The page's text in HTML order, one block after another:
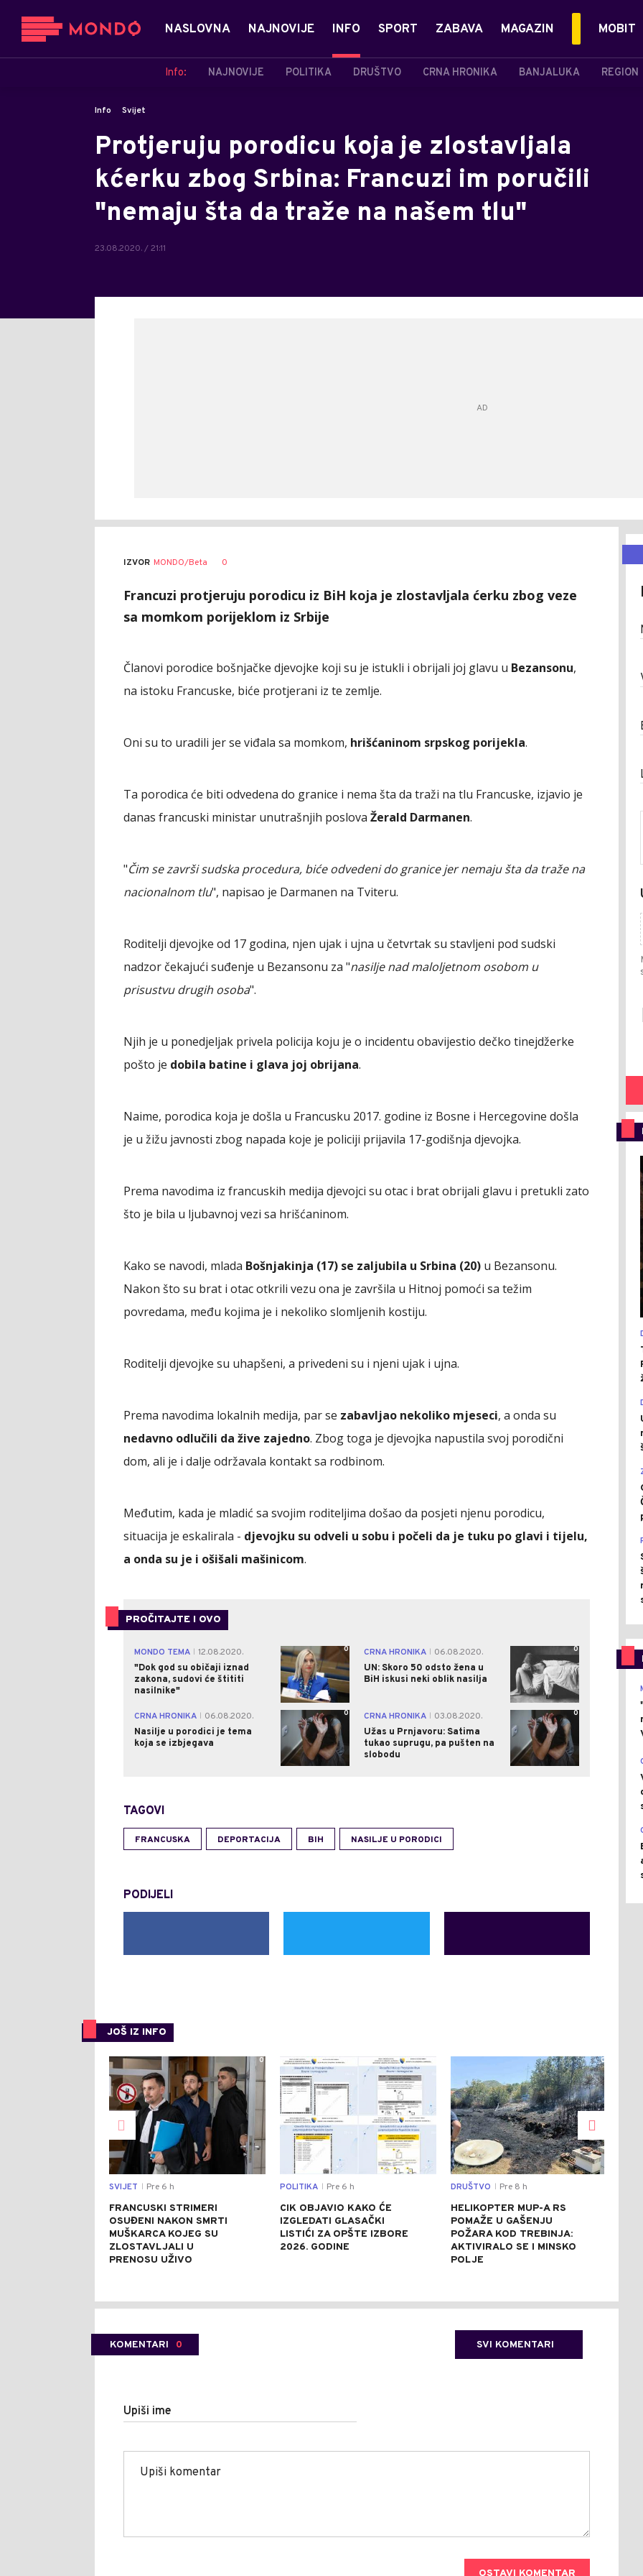
NASLOVNA NAJNOVIJE INFO
Info: NAJNOVIJE POLITIKA DRUŠTVO CRNA HRONIKA BANJALUKA REGION
SPORT ZABAVA MAGAZIN MOBIT
Info Svijet
Protjeruju porodicu koja je zlostavljala
kćerku zbog Srbina: Francuzi im poručili
"nemaju šta da traže na našem tlu"
23.08.2020. / 21:11
IZVOR MONDO/Beta 0
Francuzi protjeruju porodicu iz BiH koja je zlostavljala ćerku zbog veze
sa momkom porijeklom iz Srbije
Članovi porodice bošnjačke djevojke koji su je istukli i obrijali joj glavu u Bezansonu,
na istoku Francuske, biće protjerani iz te zemlje.
Oni su to uradili jer se viđala sa momkom, hrišćaninom srpskog porijekla.
Ta porodica će biti odvedena do granice i nema šta da traži na tlu Francuske, izjavio je
danas francuski ministar unutrašnjih poslova Žerald Darmanen.
"Čim se završi sudska procedura, biće odvedeni do granice jer nemaju šta da traže na
nacionalnom tlu", napisao je Darmanen na Tviteru.
Roditelji djevojke od 17 godina, njen ujak i ujna u četvrtak su stavljeni pod sudski
nadzor čekajući suđenje u Bezansonu za "nasilje nad maloljetnom osobom u
prisustvu drugih osoba".
Njih je u ponedjeljak privela policija koju je o incidentu obavijestio dečko tinejdžerke
pošto je dobila batine i glava joj obrijana.
Naime, porodica koja je došla u Francusku 2017. godine iz Bosne i Hercegovine došla
je u žižu javnosti zbog napada koje je policiji prijavila 17-godišnja djevojka.
Prema navodima iz francuskih medija djevojci su otac i brat obrijali glavu i pretukli zato
što je bila u ljubavnoj vezi sa hrišćaninom.
Kako se navodi, mlada Bošnjakinja (17) se zaljubila u Srbina (20) u Bezansonu.
Nakon što su brat i otac otkrili vezu ona je završila u Hitnoj pomoći sa težim
povredama, među kojima je i nekoliko slomljenih kostiju.
Roditelji djevojke su uhapšeni, a privedeni su i njeni ujak i ujna.
Prema navodima lokalnih medija, par se zabavljao nekoliko mjeseci, a onda su
nedavno odlučili da žive zajedno. Zbog toga je djevojka napustila svoj porodični
dom, ali je i dalje održavala kontakt sa rodbinom.
Međutim, kada je mladić sa svojim roditeljima došao da posjeti njenu porodicu,
situacija je eskalirala - djevojku su odveli u sobu i počeli da je tuku po glavi i tijelu,
a onda su je i ošišali mašinicom.
PROČITAJTE I OVO
MONDO TEMA
12.08.2020.
"Dok god su običaji iznad
zakona, sudovi će štititi
nasilnike"
0 CRNA HRONIKA
06.08.2020.
UN: Skoro 50 odsto žena u
BiH iskusi neki oblik nasilja
0
CRNA HRONIKA
06.08.2020.
Nasilje u porodici je tema
koja se izbjegava
0 CRNA HRONIKA
03.08.2020.
Užas u Prnjavoru: Satima
tukao suprugu, pa pušten na
slobodu
0
TAGOVI
FRANCUSKA DEPORTACIJA BIH NASILJE U PORODICI
PODIJELI
JOŠ IZ INFO
0
SVIJET Pre 6 h
FRANCUSKI STRIMERI
OSUĐENI NAKON SMRTI
MUŠKARCA KOJEG SU
ZLOSTAVLJALI U
PRENOSU UŽIVO
0
POLITIKA Pre 6 h
CIK OBJAVIO KAKO ĆE
IZGLEDATI GLASAČKI
LISTIĆI ZA OPŠTE IZBORE
2026. GODINE
0
DRUŠTVO Pre 8 h
HELIKOPTER MUP-A RS
POMAŽE U GAŠENJU
POŽARA KOD TREBINJA:
AKTIVIRALO SE I MINSKO
POLJE
KOMENTARI 0 SVI KOMENTARI
Upiši ime
OSTAVI KOMENTAR